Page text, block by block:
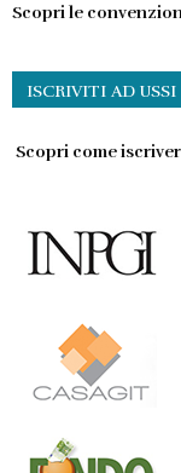
Scopri le
ISCRIVITI AD USSI
Scopri come